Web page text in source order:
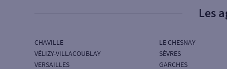
92400 COURBEVOIE
Les
CHAVILLE
VÉLIZY-VILLACOUBLAY
VERSAILLES
LE CHESNAY
SÈVRES
GARCHES